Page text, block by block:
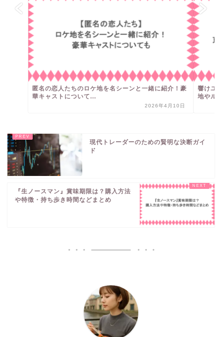
匿名の恋人たちのロケ地を名シーンと一緒に紹介！豪
華キャストについて...
2026年4月10日
響けユ
地やル
現代トレーダーのための賢明な決断ガイ
ド
『生ノースマン』賞味期限は？購入方法
や特徴・持ち歩き時間などまとめ